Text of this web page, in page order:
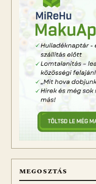
MEGOSZTÁS